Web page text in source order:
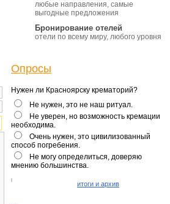
любые направления, самые
выгодные предложения
Бронирование отелей
отели по всему миру, любого уровня
Опросы
Нужен ли Красноярску крематорий?
Не нужен, это не наш ритуал.
Не уверен, но возможность кремации
необходима.
Очень нужен, это цивилизованный
способ погребения.
Не могу определиться, доверяю
мнению большинства.
итоги и архив